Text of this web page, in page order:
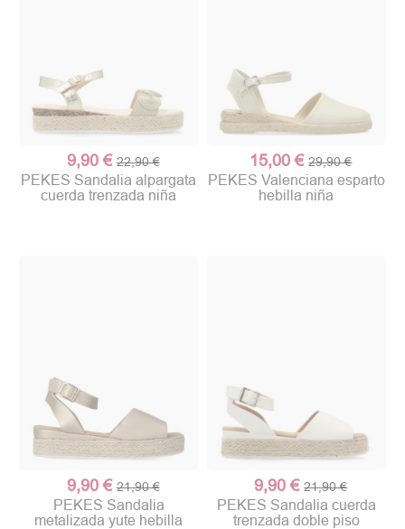
9,90 € 22,90 €
PEKES Sandalia alpargata
cuerda trenzada niña
15,00 € 29,90 €
PEKES Valenciana esparto
hebilla niña
9,90 € 21,90 €
PEKES Sandalia
metalizada yute hebilla
9,90 € 21,90 €
PEKES Sandalia cuerda
trenzada doble piso